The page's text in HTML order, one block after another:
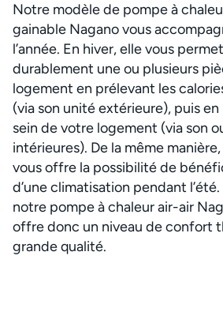
Notre modèle de pompe à
gainable Nagano vous
l’année. En hiver, elle vous
durablement une ou plusieurs
logement en prélevant les
(via son unité extérieure), puis
sein de votre logement (via son
intérieures). De la même
vous offre la possibilité de
d’une climatisation pendant
notre pompe à chaleur air-air
offre donc un niveau de confort
grande qualité.